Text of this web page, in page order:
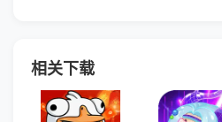
相关下载